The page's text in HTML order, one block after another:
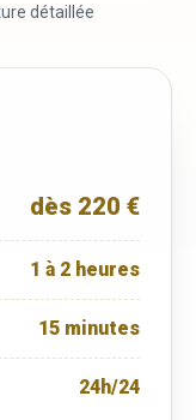
détaillée
dès 220 €
1 à 2 heures
15 minutes
24h/24